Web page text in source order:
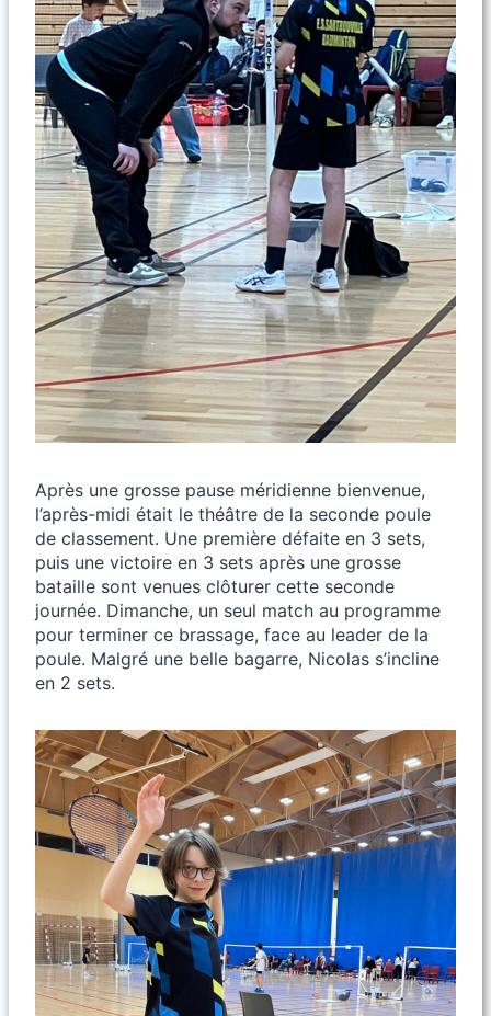
Après une grosse pause méridienne bienvenue,
l’après-midi était le théâtre de la seconde poule
de classement. Une première défaite en 3 sets,
puis une victoire en 3 sets après une grosse
bataille sont venues clôturer cette seconde
journée. Dimanche, un seul match au programme
pour terminer ce brassage, face au leader de la
poule. Malgré une belle bagarre, Nicolas s’incline
en 2 sets.